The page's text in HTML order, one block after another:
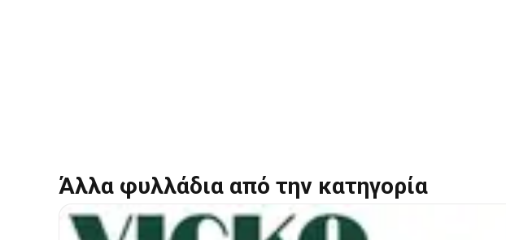
Άλλα φυλλάδια από την κατηγορία